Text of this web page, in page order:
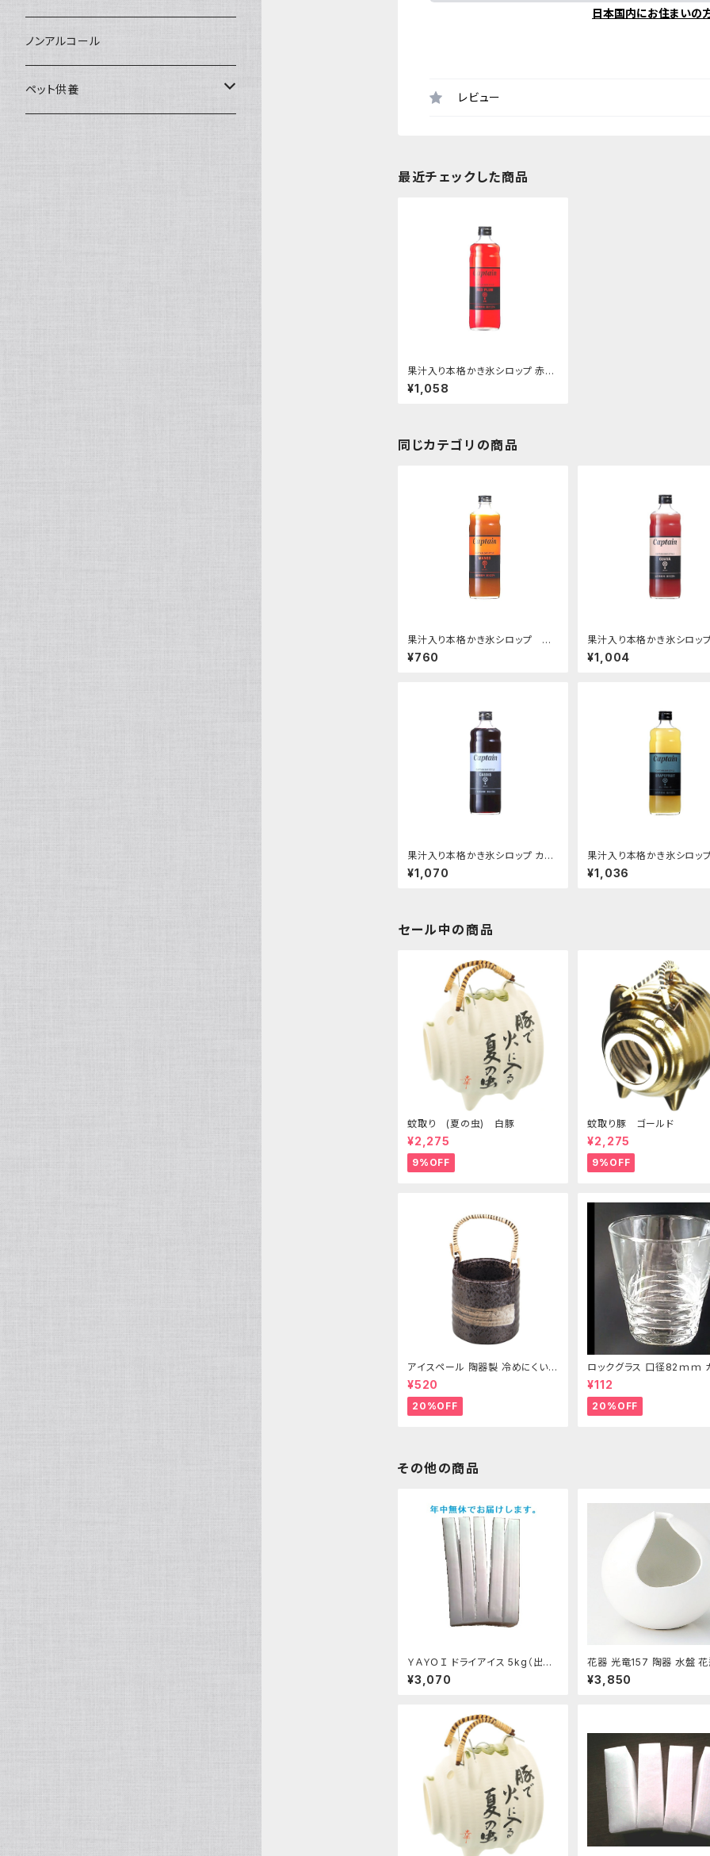
日本国内にお住まいの
レビュー
最近チェックした商品
果汁入り本格かき氷シロップ 赤
梅 600ｍｌビン
¥1,058
同じカテゴリの商品
果汁入り本格かき氷シロップ マ
ンゴー 600ｍｌ
¥760
果汁入り本格かき氷シロッ
バ 600ｍｌビン
¥1,004
果汁入り本格かき氷シロップ カシ
ス 600ｍｌビン
¥1,070
果汁入り本格かき氷シロッ
ープフルーツ 600ｍｌビ
¥1,036
セール中の商品
蚊取り (夏の虫) 白豚
¥2,275
9%OFF
蚊取り豚 ゴールド
¥2,275
9%OFF
アイスペール 陶器製 冷めにくい二
重構造 860ml
¥520
20%OFF
ロックグラス 口径82ｍｍ
製 250cc
¥112
20%OFF
その他の商品
ＹＡＹＯＩ ドライアイス 5kg（出荷
時6kg弱） おすすめ
¥3,070
花器 光竜157 陶器 水盤 花
ンポーネント フラワーベー
¥3,850
ドライアイス25ｋｇ
土鍋・土釜
一般土鍋
皿・椀・丼・小物
ノンアルコール
ペット供養